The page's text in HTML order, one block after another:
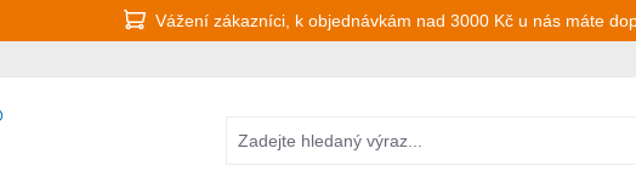
Vážení zákazníci, k objednávkám nad 3000 Kč u nás máte